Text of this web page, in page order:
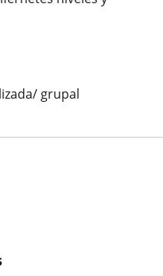
grupal